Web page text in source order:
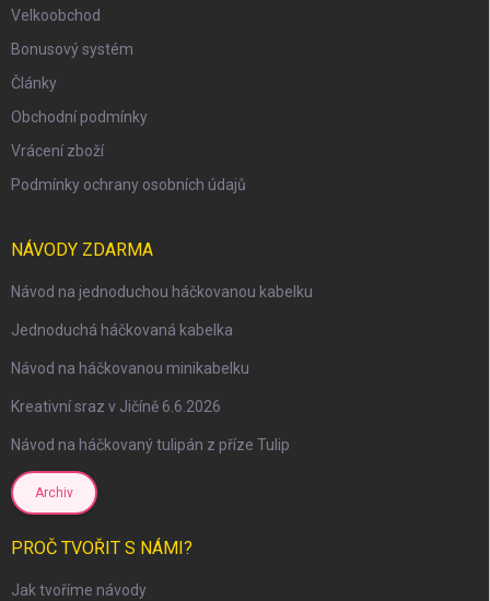
Velkoobchod
Bonusový systém
Články
Obchodní podmínky
Vrácení zboží
Podmínky ochrany osobních údajů
NÁVODY ZDARMA
Návod na jednoduchou háčkovanou kabelku
Jednoduchá háčkovaná kabelka
Návod na háčkovanou minikabelku
Kreativní sraz v Jičíně 6.6.2026
Návod na háčkovaný tulipán z příze Tulip
Archiv
PROČ TVOŘIT S NÁMI?
Jak tvoříme návody